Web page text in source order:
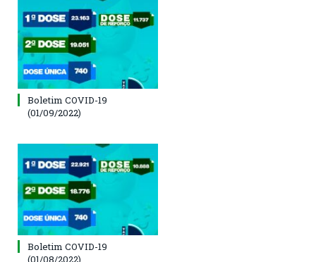
Boletim COVID-19
(01/09/2022)
Boletim COVID-19